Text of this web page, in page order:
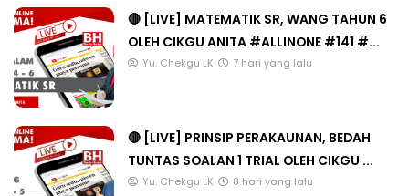
🔴 [LIVE] MATEMATIK SR, WANG TAHUN 6
OLEH CIKGU ANITA #ALLINONE #141 #...
Yu. Chekgu LK 7 hari yang lalu
🔴 [LIVE] PRINSIP PERAKAUNAN, BEDAH
TUNTAS SOALAN 1 TRIAL OLEH CIKGU ...
Yu. Chekgu LK 8 hari yang lalu